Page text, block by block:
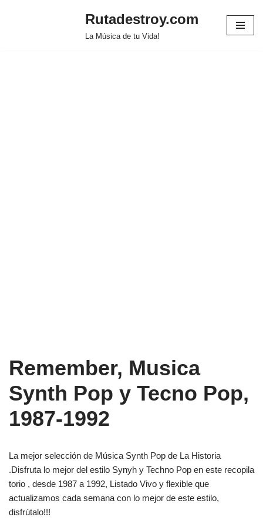
Rutadestroy.com
La Música de tu Vida!
Remember, Musica
Synth Pop y Tecno Pop,
1987-1992
La mejor selección de Música Synth Pop de La Historia
.Disfruta lo mejor del estilo Synyh y Techno Pop en este recopila
torio , desde 1987 a 1992, Listado Vivo y flexible que
actualizamos cada semana con lo mejor de este estilo,
disfrútalo!!!